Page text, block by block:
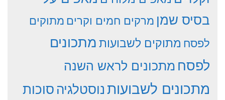
בסיס שמן מרקים חמים וקריםמתוקים
לפסח מתוקים לשבועותמתכונים
לפסח מתכונים לראש השנה
מתכונים לשבועותנוסטלגיהסוכות